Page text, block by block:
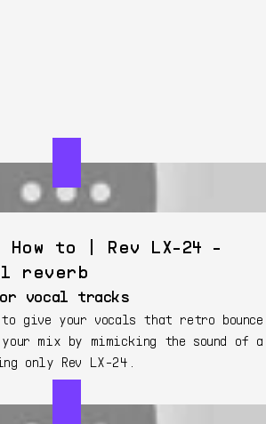
to | Rev LX-24 -
reverb
vocal tracks
to give your vocals that retro bounce
mix by mimicking the sound of a
only Rev LX-24.